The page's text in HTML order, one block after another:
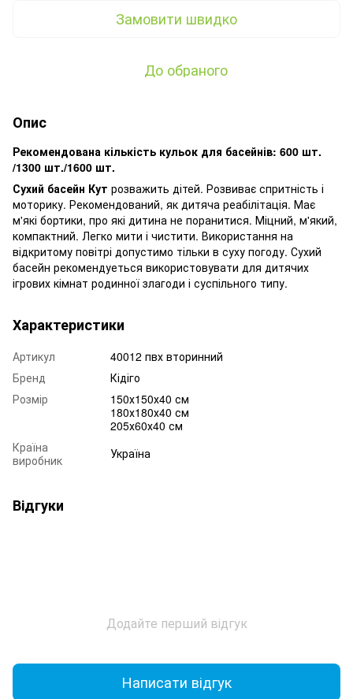
Замовити швидко
До обраного
Опис
Рекомендована кількість кульок для басейнів: 600 шт.
/1300 шт./1600 шт.
Сухий басейн Кут розважить дітей. Розвиває спритність і
моторику. Рекомендований, як дитяча реабілітація. Має
м'які бортики, про які дитина не поранитися. Міцний, м'який,
компактний. Легко мити і чистити. Використання на
відкритому повітрі допустимо тільки в суху погоду. Сухий
басейн рекомендуеться використовувати для дитячих
ігрових кімнат родинної злагоди і суспільного типу.
Характеристики
Артикул
40012 пвх вторинний
Бренд
Кідіго
Розмір
150х150х40 см
180х180х40 см
205х60х40 см
Країна
виробник
Україна
Відгуки
Додайте перший відгук
Написати відгук